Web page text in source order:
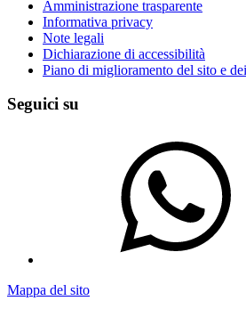
Amministrazione trasparente
Informativa privacy
Note legali
Dichiarazione di accessibilità
Piano di miglioramento del sito e
Seguici su
Mappa del sito